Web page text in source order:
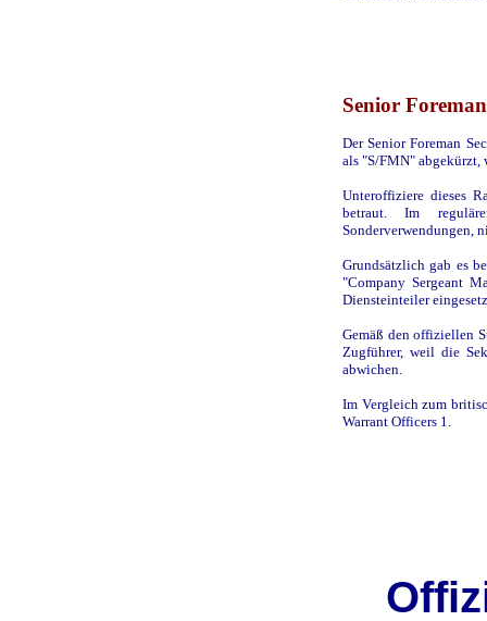
Senior
Der Senior Foreman
als "S/FMN" abgekürzt,
Unteroffiziere dieses
betraut. Im
Sonderverwendungen,
Grundsätzlich gab es
"Company Sergeant
Diensteinteiler
Gemäß den offiziellen
Zugführer, weil die
abwichen.
Im Vergleich zum
Warrant Officers 1.